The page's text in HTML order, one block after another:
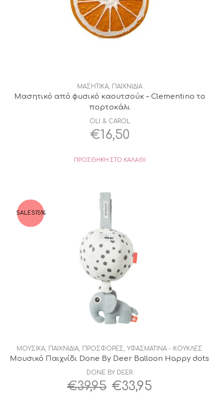
ΜΑΣΗΤΙΚΑ, ΠΑΙΧΝΙΔΙΑ
Μασητικό από φυσικό καουτσούκ – Clementino το
πορτοκάλι
OLI & CAROL
€16,50
ΠΡΟΣΘΉΚΗ ΣΤΟ ΚΑΛΆΘΙ
SALES15%
ΜΟΥΣΙΚΑ, ΠΑΙΧΝΙΔΙΑ, ΠΡΟΣΦΟΡΕΣ, ΥΦΑΣΜΑΤΙΝΑ - ΚΟΥΚΛΕΣ
Μουσικό Παιχνίδι Done By Deer Βalloon Happy dots
DONE BY DEER
€39,95 Original
€33,95